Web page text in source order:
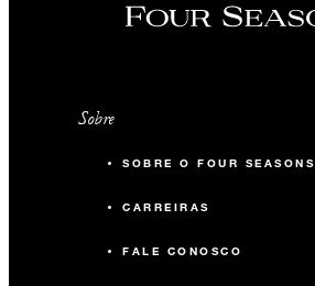
Sobre
SOBRE O FOUR SEASONS
CARREIRAS
FALE CONOSCO